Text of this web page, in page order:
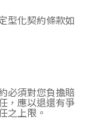
型化契約條款如
必須對您負擔賠
，應以退還有爭
之上限。